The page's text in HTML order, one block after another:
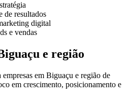
de resultados
digital
e vendas
e região
em Biguaçu e região de
em crescimento, posicionamento e